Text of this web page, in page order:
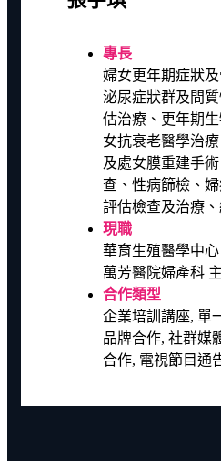
專長
婦女更年期症狀
泌尿症狀群及間
估治療、更年期
女抗衰老醫學治
及處女膜重建手
查、性病篩檢、
評估檢查及治療
現職
華育生殖醫學中
萬芳醫院婦產科
合作類型
企業培訓講座, 單
品牌合作, 社群媒
合作, 電視節目通